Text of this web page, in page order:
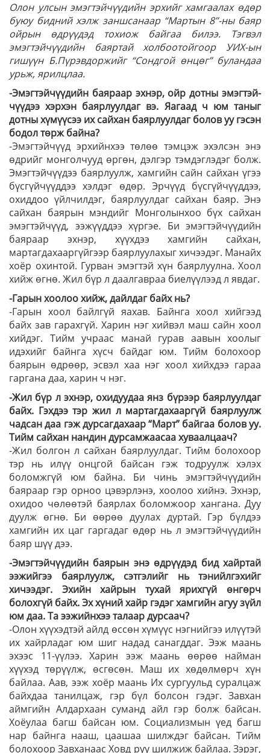
Олон улсын эмэгтэйчүүдийн эрхийг хамгаалах өдөр
буюу бидний хэлж заншсанаар “Мартын 8”-ны баяр
ойрын өдрүүдэд тохиож байгаа билээ. Тэгвэл
эмэгтэйчүүдийн баяртай холбоотойгоор УИХ-ын
гишүүн Б.Пүрэвдоржийг “Сондгой өнцөг” буландаа
урьж, ярилцлаа.
-Эмэгтэйчүүдийн бая­раар эхнэр, ойр дотны эмэг­тэй­
чүүдээ хэрхэн баяр­луулдаг вэ. Яагаад ч юм таныг
дотны хүмүүсээ их сайхан баярлуулдаг болов уу гэсэн
бодол төрж байна?
-Эмэгтэйчүүд эрхийнхээ төлөө тэмцэж эхэлсэн энэ
өдрийг монголчууд өргөн, дэлгэр тэмдэглэдэг болж.
Эмэгтэйчүүдээ баярлуулж, хамгийн сайн сайхан үгээ
бүсгүйчүүддээ хэлдэг өдөр. Эрчүүд бүсгүйчүүддээ,
охид­доо үйлчилдэг, баяр­луул­даг сайхан баяр. Энэ
сайхан баярын мэн­дийг Монголынхоо бүх сайхан
эмэгтэйчүүд, ээжүүддээ хүргэе. Би эмэг­тэйчүүдийн
баяраар эхнэр, хүүхдээ хамгийн сайхан,
мартагдахааргүйгээр баярлуулахыг хи­чээдэг. Манайх
хоёр охинтой. Гурван эмэгтэй хүн баярлуулна. Хоол
хийж өгнө. Жил бүр л даал­гавраа биелүүлээд л явдаг.
-Гарын хоолоо хийж, дайлдаг байх нь?
-Гарын хоол байлгүй яахав. Байнга хоол хийгээд
байх зав гарахгүй. Харин нэг хийвэл маш сайн хоол
хийдэг. Тийм учраас манай гурав аавын хоолыг
идэхийг байнга хүсч байдаг юм. Тийм болохоор
баярын өдрөөр, эсвэл хаа нэг хоол хийхдээ гараа
гаргана даа, харин ч нэг.
-Жил бүр л эхнэр, охидуудаа янз бүрээр баярлуулдаг
байх. Гэхдээ тэр жил л мартагдахааргүй баярлуулж
чадсан даа гэж дурсагдахаар “Март” байгаа болов уу.
Тийм сайхан нандин дурсамжаасаа хуваалцаач?
-Жил болгон л сайхан баярлуулдаг. Тийм болохоор
тэр нь илүү онцгой байсан гэж тод­руулж хэлэх
боломжгүй юм байна. Би чинь эмэг­тэйчүүдийн
баяраар гэр орноо цэвэрлэнэ, хоолоо хийнэ. Эхнэр,
охидоо чөлөөтэй баярлах боломжоор хангана. Дуу
дуулж өгнө. Би өөрөө дуулах дуртай. Гэр бүлдээ
хамгийн их цаг гаргадаг өдөр нь л эмэгтэйчүүдийн
баяр шүү дээ.
-Эмэгтэйчүүдийн баярын энэ өдрүүдэд бид хайртай
ээжийгээ баярлуулж, сэтгэлийг нь тэнийлгэхийг
хичээдэг. Эхийн хайрын тухай ярихгүй өнгөрч
болохгүй байх. Эх хүний хайр гэдэг хамгийн агуу зүйл
юм даа. Та ээжийнхээ талаар дурсаач?
-Олон хүүхэдтэй айлд өссөн хүмүүс нэгнийгээ илүүтэй
их хайрладаг юм шиг надад санагддаг. Ээж маань
эхээс 11-үүлээ. Харин ээж маань өөрөө найман
хүүхэд төрүүлж, өсгөсөн. Маш их хөдөлмөрч хүн
байлаа. Аав, ээж хоёр маань Их сургуульд суралцаж
байхдаа танилцаж, гэр бүл болсон гэдэг. Завхан
аймгийн Алдархаан суманд айл гэр болж байсан.
Хоёулаа багш байсан юм. Социализмын үед багш
нар байнга нааш, цаашаа шилждэг байсан. Тийм
болохоор Завханаас Ховд руу шилжиж байлаа. Зэрэг,